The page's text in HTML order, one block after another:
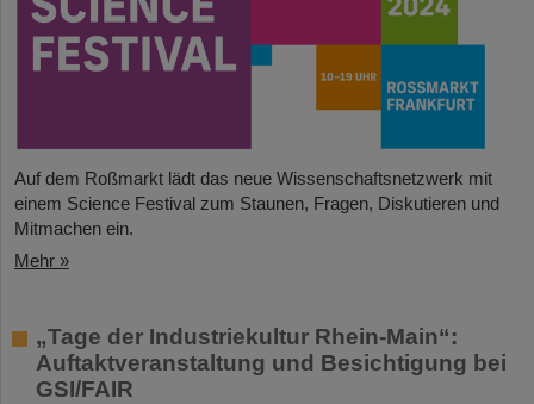
Auf dem Roßmarkt lädt das neue Wissenschaftsnetzwerk mit
einem Science Festival zum Staunen, Fragen, Diskutieren und
Mitmachen ein.
Mehr »
„Tage der Industriekultur Rhein-Main“:
Auftaktveranstaltung und Besichtigung bei
GSI/FAIR